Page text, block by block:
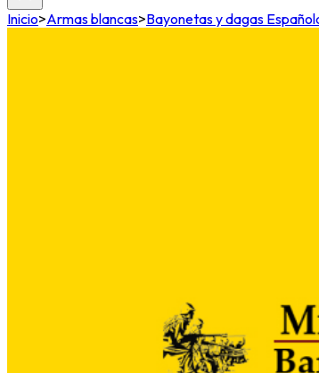
Inicio>Armas blancas>Bayonetas y dagas